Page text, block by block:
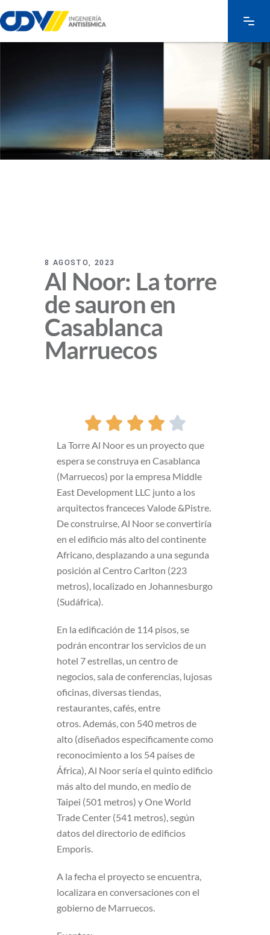
8 AGOSTO, 2023
Al Noor: La torre
de sauron en
Casablanca
Marruecos
    
La Torre Al Noor es un proyecto que
espera se construya en Casablanca
(Marruecos) por la empresa Middle
East Development LLC junto a los
arquitectos franceces Valode &Pistre.
De construirse, Al Noor se convertiría
en el edificio más alto del continente
Africano, desplazando a una segunda
posición al Centro Carlton (223
metros), localizado en Johannesburgo
(Sudáfrica).
En la edificación de 114 pisos, se
podrán encontrar los servicios de un
hotel 7 estrellas, un centro de
negocios, sala de conferencias, lujosas
oficinas, diversas tiendas,
restaurantes, cafés, entre
otros. Además, con 540 metros de
alto (diseñados específicamente como
reconocimiento a los 54 países de
África), Al Noor sería el quinto edificio
más alto del mundo, en medio de
Taipei (501 metros) y One World
Trade Center (541 metros), según
datos del directorio de edificios
Emporis.
A la fecha el proyecto se encuentra,
localizara en conversaciones con el
gobierno de Marruecos.